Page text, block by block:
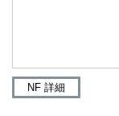
NF 詳細